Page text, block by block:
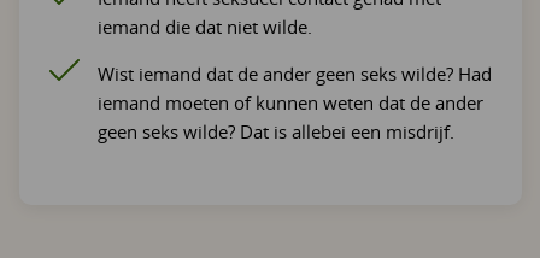
iemand die dat niet wilde.
Wist iemand dat de ander geen seks wilde? Had
iemand moeten of kunnen weten dat de ander
geen seks wilde? Dat is allebei een misdrijf.